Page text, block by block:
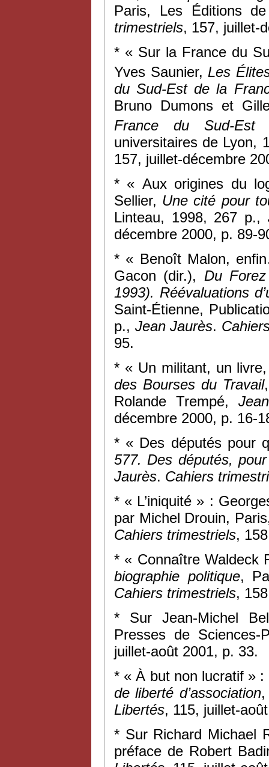
Paris, Les Éditions
trimestriels, 157, juillet-
* « Sur la France du
Yves Saunier, Les
du Sud-Est de la
Bruno Dumons et
France du Sud-
universitaires de Lyon,
157, juillet-décembre
* « Aux origines du
Sellier, Une cité pour
Linteau, 1998, 267 p.,
décembre 2000, p. 89-
* « Benoît Malon,
Gacon (dir.), Du
1993). Réévaluations
Saint-Étienne,
p., Jean Jaurès.
95.
* « Un militant, un
des Bourses du Travail
Rolande Trempé,
décembre 2000, p. 16-
* « Des députés pour
577. Des députés,
Jaurès. Cahiers
* « L’iniquité » :
par Michel Drouin,
Cahiers trimestriels,
* « Connaître Waldeck
biographie politique,
Cahiers trimestriels,
* Sur Jean-Michel
Presses de
juillet-août 2001, p. 33.
* « À but non lucratif »
de liberté d’association,
Libertés, 115, juillet-
* Sur Richard Michael
préface de Robert